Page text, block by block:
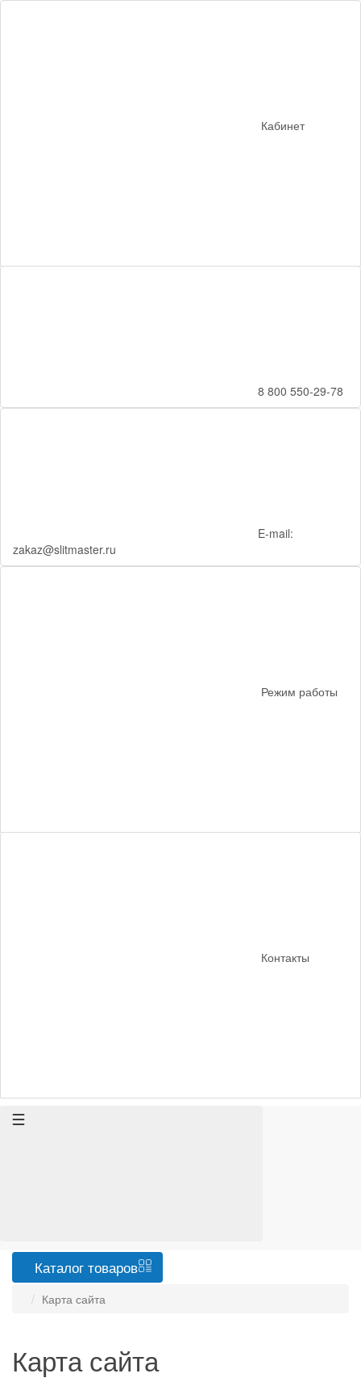
Кабинет
8 800 550-29-78
E-mail:
zakaz@slitmaster.ru
Режим работы
Контакты
Каталог товаров
Карта сайта
Карта сайта